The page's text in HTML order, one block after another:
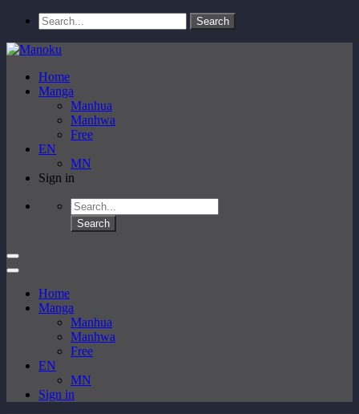
Home
Manga
Manhua
Manhwa
Free
EN
MN
Sign in
Home
Manga
Manhua
Manhwa
Free
EN
MN
Sign in